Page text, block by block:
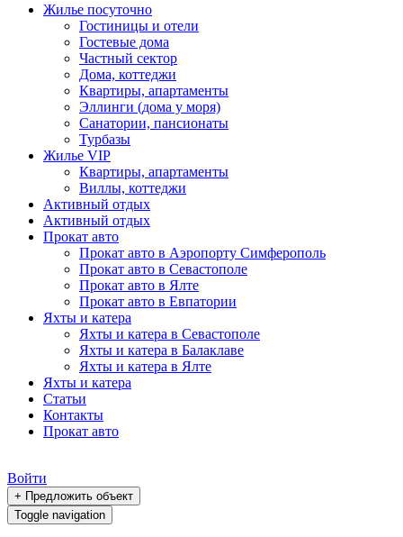
Жилье посуточно
Гостиницы и отели
Гостевые дома
Частный сектор
Дома, коттеджи
Квартиры, апартаменты
Эллинги (дома у моря)
Санатории, пансионаты
Турбазы
Жилье VIP
Квартиры, апартаменты
Виллы, коттеджи
Активный отдых
Активный отдых
Прокат авто
Прокат авто в Аэропорту Симферополь
Прокат авто в Севастополе
Прокат авто в Ялте
Прокат авто в Евпатории
Яхты и катера
Яхты и катера в Севастополе
Яхты и катера в Балаклаве
Яхты и катера в Ялте
Яхты и катера
Статьи
Контакты
Прокат авто
Войти
+ Предложить объект
Toggle navigation